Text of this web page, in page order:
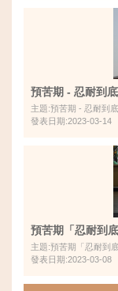
預苦期 - 忍耐到
主題:預苦期 - 忍耐到
發表日期:2023-03-14
預苦期「忍耐到
主題:預苦期「忍耐到
發表日期:2023-03-08